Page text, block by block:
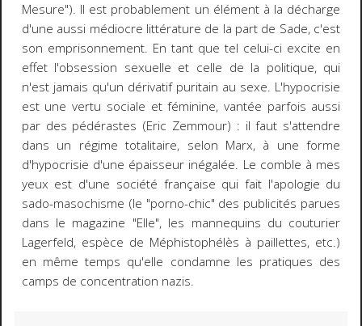
Mesure"). Il est probablement un élément à la décharge
d'une aussi médiocre littérature de la part de Sade, c'est
son emprisonnement. En tant que tel celui-ci excite en
effet l'obsession sexuelle et celle de la politique, qui
n'est jamais qu'un dérivatif puritain au sexe. L'hypocrisie
est une vertu sociale et féminine, vantée parfois aussi
par des pédérastes (Eric Zemmour) : il faut s'attendre
dans un régime totalitaire, selon Marx, à une forme
d'hypocrisie d'une épaisseur inégalée. Le comble à mes
yeux est d'une société française qui fait l'apologie du
sado-masochisme (le "porno-chic" des publicités parues
dans le magazine "Elle", les mannequins du couturier
Lagerfeld, espèce de Méphistophélès à paillettes, etc.)
en même temps qu'elle condamne les pratiques des
camps de concentration nazis.